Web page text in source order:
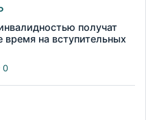
получат
время на вступительных
0